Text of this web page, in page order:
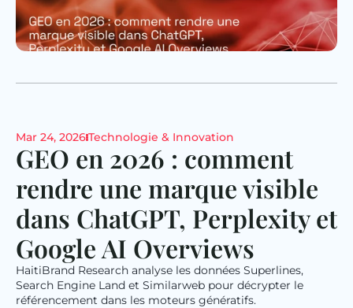
Mar 24, 2026Technologie & Innovation
GEO en 2026 : comment
rendre une marque visible
dans ChatGPT, Perplexity et
Google AI Overviews
HaitiBrand Research analyse les données Superlines,
Search Engine Land et Similarweb pour décrypter le
référencement dans les moteurs génératifs.